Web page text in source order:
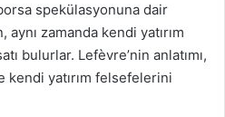
spekülasyonuna dair
zamanda kendi yatırım
bulurlar. Lefèvre’nin anlatımı,
kendi yatırım felsefelerini